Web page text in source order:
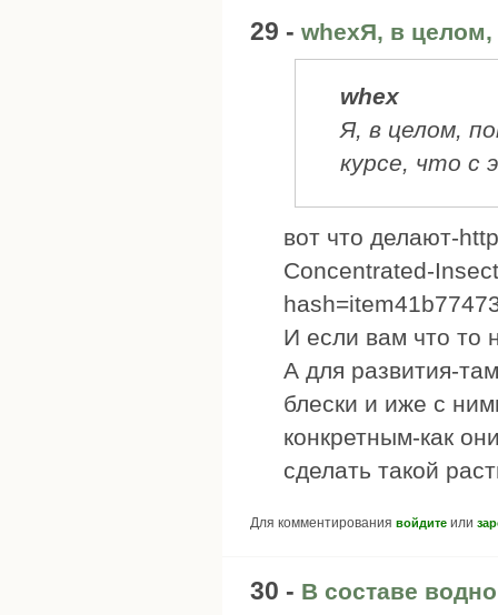
29 - whexЯ, в
whex
Я, в целом,
курсе, что с
вот что делают-
Concentrated-
И если вам что то
А для развития-
блески и иже с
конкретным-как
сделать такой
Для комментирования войдите или
30 - В составе